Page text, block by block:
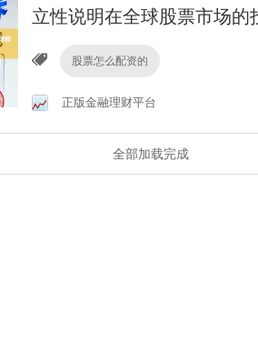
立性说明在全球股票市场的
股票怎么配资的
正版金融理财平台
全部加载完成